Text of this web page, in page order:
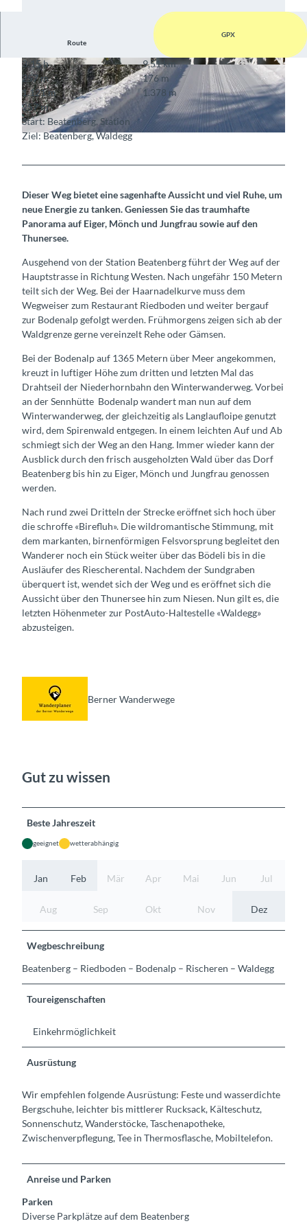
© Berner Wanderwege
© Berner Wanderwege © Berner Wanderwege
Route
GPX
3:15 h
9,51 km
257 m
176 m
1.121 m
1.378 m
257 m
Start: Beatenberg, Station
Ziel: Beatenberg, Waldegg
Dieser Weg bietet eine sagenhafte Aussicht und viel Ruhe, um
neue Energie zu tanken. Geniessen Sie das traumhafte
Panorama auf Eiger, Mönch und Jungfrau sowie auf den
Thunersee.
Ausgehend von der Station Beatenberg führt der Weg auf der
Hauptstrasse in Richtung Westen. Nach ungefähr 150 Metern
teilt sich der Weg. Bei der Haarnadelkurve muss dem
Wegweiser zum Restaurant Riedboden und weiter bergauf
zur Bodenalp gefolgt werden. Frühmorgens zeigen sich ab der
Waldgrenze gerne vereinzelt Rehe oder Gämsen.
Bei der Bodenalp auf 1365 Metern über Meer angekommen,
kreuzt in luftiger Höhe zum dritten und letzten Mal das
Drahtseil der Niederhornbahn den Winterwanderweg. Vorbei
an der Sennhütte Bodenalp wandert man nun auf dem
Winterwanderweg, der gleichzeitig als Langlaufloipe genutzt
wird, dem Spirenwald entgegen. In einem leichten Auf und Ab
schmiegt sich der Weg an den Hang. Immer wieder kann der
Ausblick durch den frisch ausgeholzten Wald über das Dorf
Beatenberg bis hin zu Eiger, Mönch und Jungfrau genossen
werden.
Nach rund zwei Dritteln der Strecke eröffnet sich hoch über
die schroffe «Birefluh». Die wildromantische Stimmung, mit
dem markanten, birnenförmigen Felsvorsprung begleitet den
Wanderer noch ein Stück weiter über das Bödeli bis in die
Ausläufer des Riescherental. Nachdem der Sundgraben
überquert ist, wendet sich der Weg und es eröffnet sich die
Aussicht über den Thunersee hin zum Niesen. Nun gilt es, die
letzten Höhenmeter zur PostAuto-Haltestelle «Waldegg»
abzusteigen.
Berner Wanderwege
Gut zu wissen
Beste Jahreszeit
geeignet wetterabhängig
Jan Feb Mär Apr Mai Jun Jul
Aug Sep Okt Nov Dez
Wegbeschreibung
Beatenberg – Riedboden – Bodenalp – Rischeren – Waldegg
Toureigenschaften
Einkehrmöglichkeit
Ausrüstung
Wir empfehlen folgende Ausrüstung: Feste und wasserdichte
Bergschuhe, leichter bis mittlerer Rucksack, Kälteschutz,
Sonnenschutz, Wanderstöcke, Taschenapotheke,
Zwischenverpflegung, Tee in Thermosflasche, Mobiltelefon.
Anreise und Parken
Parken
Diverse Parkplätze auf dem Beatenberg